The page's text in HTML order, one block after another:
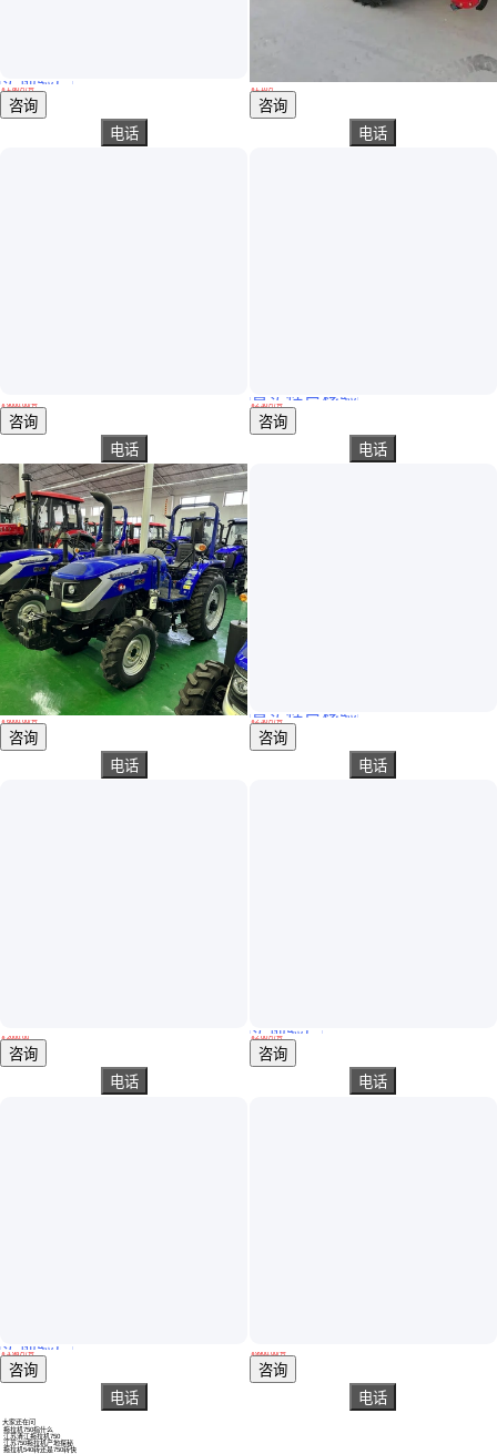
中国洛阳万年红1604拖拉机 果园大棚高配旋耕机 动力强劲犁田机
实地验厂
￥ 1 .80万/台
山东济宁
咨询
电话
￥9000.00/台
山东济宁
咨询
电话
新到货雷沃欧豹704振兴版高配置纯平底板操作台加强型后桥现货
￥6000.00/台
山东济宁
咨询
电话
￥2000.00
山东济宁
咨询
电话
常力704大桥四轮拖拉机 水旱704两用打田机 2004柴油自动耕田机
实地验厂
￥3.98万/台
山东枣庄
咨询
电话
农用404四轮驱动拖拉机 旋耕起垄除草拖拉机 32马力四轮拖拉机
￥1 .10万
山东济宁
咨询
电话
道依茨法尔四驱轮式拖拉机 国四车型拖拉 机犁地机
真实性已核验
￥2 .30万/台
山东济南
咨询
电话
道依茨法尔多用途拖拉机 大型农机 柴油电喷拖拉 机
真实性已核验
￥2 .30万/台
江苏连云港
咨询
电话
万年红504四轮拖拉机雷沃2004-5G四驱 出口农机大马力旋耕犁地机
实地验厂
￥2.00万/台
山东潍坊
咨询
电话
￥9900.00/台
山东济宁
咨询
电话
大家还在问
拖拉机750指什么
江苏清江拖拉机750
江苏750拖拉机产地探秘
拖拉机540转还是750转快